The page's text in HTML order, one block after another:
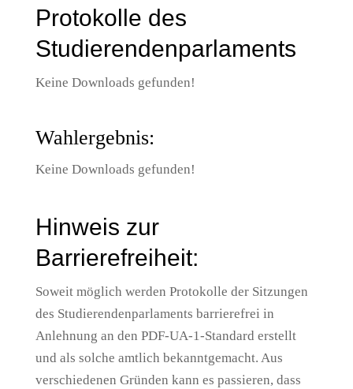
Protokolle des
Studierendenparlaments
Keine Downloads gefunden!
Wahlergebnis:
Keine Downloads gefunden!
Hinweis zur
Barrierefreiheit:
Soweit möglich werden Protokolle der Sitzungen
des Studierendenparlaments barrierefrei in
Anlehnung an den PDF-UA-1-Standard erstellt
und als solche amtlich bekanntgemacht. Aus
verschiedenen Gründen kann es passieren, dass